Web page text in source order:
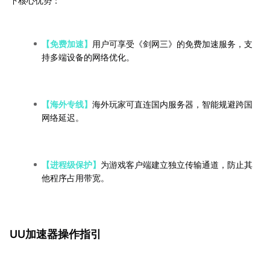
【免费加速】
用户可享受《剑网三》的免费加速服务，支
持多端设备的网络优化。
【海外专线】 海外玩家可直连国内服务器，智能规避跨国
网络延迟。
【进程级保护】 为游戏客户端建立独立传输通道，防止其
他程序占用带宽。
UU加速器操作指引